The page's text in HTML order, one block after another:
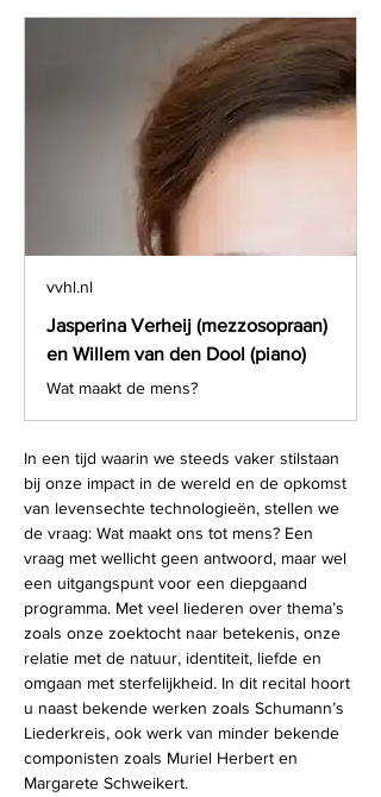
vvhl.nl
Jasperina Verheij (mezzosopraan)
en Willem van den Dool (piano)
Wat maakt de mens?
In een tijd waarin we steeds vaker stilstaan
bij onze impact in de wereld en de opkomst
van levensechte technologieën, stellen we
de vraag: Wat maakt ons tot mens? Een
vraag met wellicht geen antwoord, maar wel
een uitgangspunt voor een diepgaand
programma. Met veel liederen over thema’s
zoals onze zoektocht naar betekenis, onze
relatie met de natuur, identiteit, liefde en
omgaan met sterfelijkheid. In dit recital hoort
u naast bekende werken zoals Schumann’s
Liederkreis, ook werk van minder bekende
componisten zoals Muriel Herbert en
Margarete Schweikert.